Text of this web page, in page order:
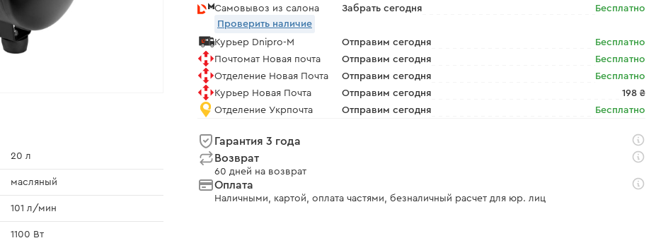
Самовывоз из салона Забрать сегодня
Бесплатно
Проверить наличие
Курьер Dnipro-M
Отправим сегодня
Бесплатно
Почтомат Новая почта
Отправим сегодня
Бесплатно
Отделение Новая Почта
Отправим сегодня
Бесплатно
Курьер Новая Почта
Отправим сегодня
198 ₴
Отделение Укрпочта
Отправим сегодня Бесплатно
Гарантия 3 года
Возврат
60 дней на возврат
Оплата
Наличными, картой, оплата частями, безналичный расчет для юр. лиц
20 л
масляный
101 л/мин
1100 Вт